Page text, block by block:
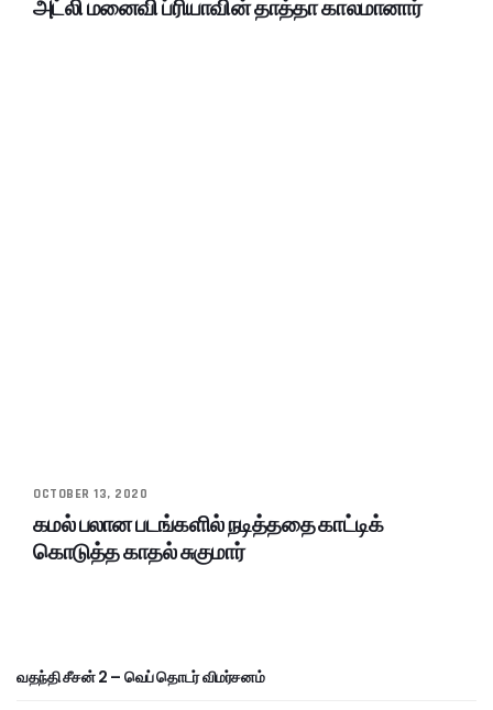
அட்லி மனைவி ப்ரியாவின் தாத்தா காலமானார்
OCTOBER 13, 2020
கமல் பலான படங்களில் நடித்ததை காட்டிக்
கொடுத்த காதல் சுகுமார்
வதந்தி சீசன் 2 – வெப் தொடர் விமர்சனம்